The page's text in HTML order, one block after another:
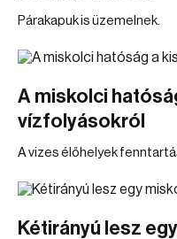
Párakapuk is üzemelnek.
A miskolci
vízfolyásokról
A vizes élőhelyek
Kétirányú lesz